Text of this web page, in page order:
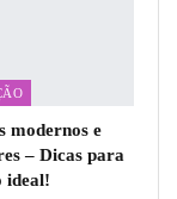
modernos e
– Dicas para
ideal!